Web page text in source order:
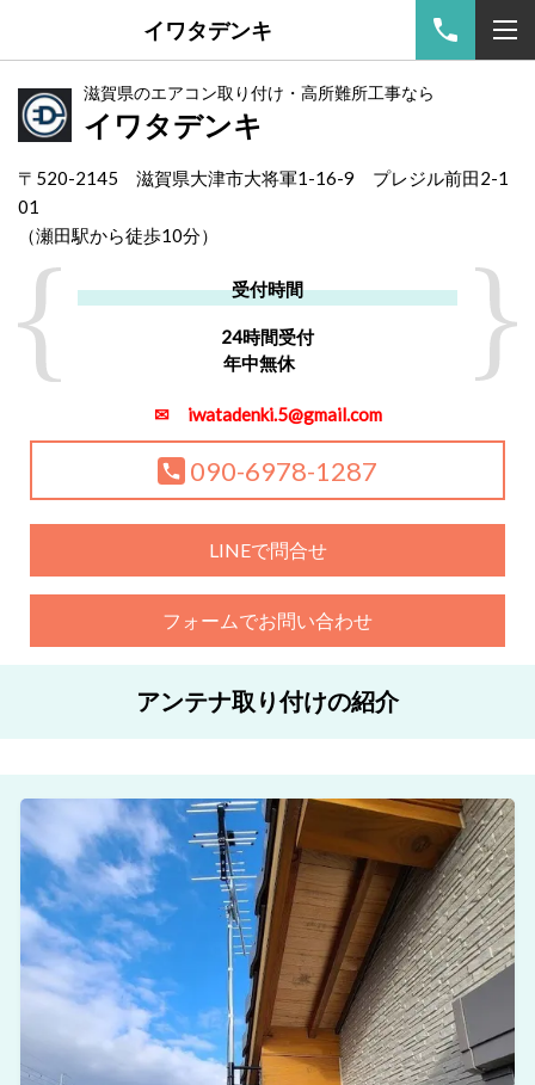
イワタデンキ
滋賀県のエアコン取り付け・高所難所工事なら
イワタデンキ
〒520-2145 滋賀県大津市大将軍1-16-9 プレジル前田2-1
01
（瀬田駅から徒歩10分）
受付時間
24時間受付
年中無休
✉ iwatadenki.5@gmail.com
090-6978-1287
LINEで問合せ
フォームでお問い合わせ
アンテナ取り付けの紹介